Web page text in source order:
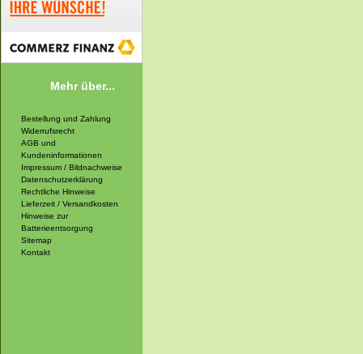
Mehr über...
Bestellung und Zahlung
Widerrufsrecht
AGB und
Kundeninformationen
Impressum / Bildnachweise
Datenschutzerklärung
Rechtliche Hinweise
Lieferzeit / Versandkosten
Hinweise zur
Batterieentsorgung
Sitemap
Kontakt